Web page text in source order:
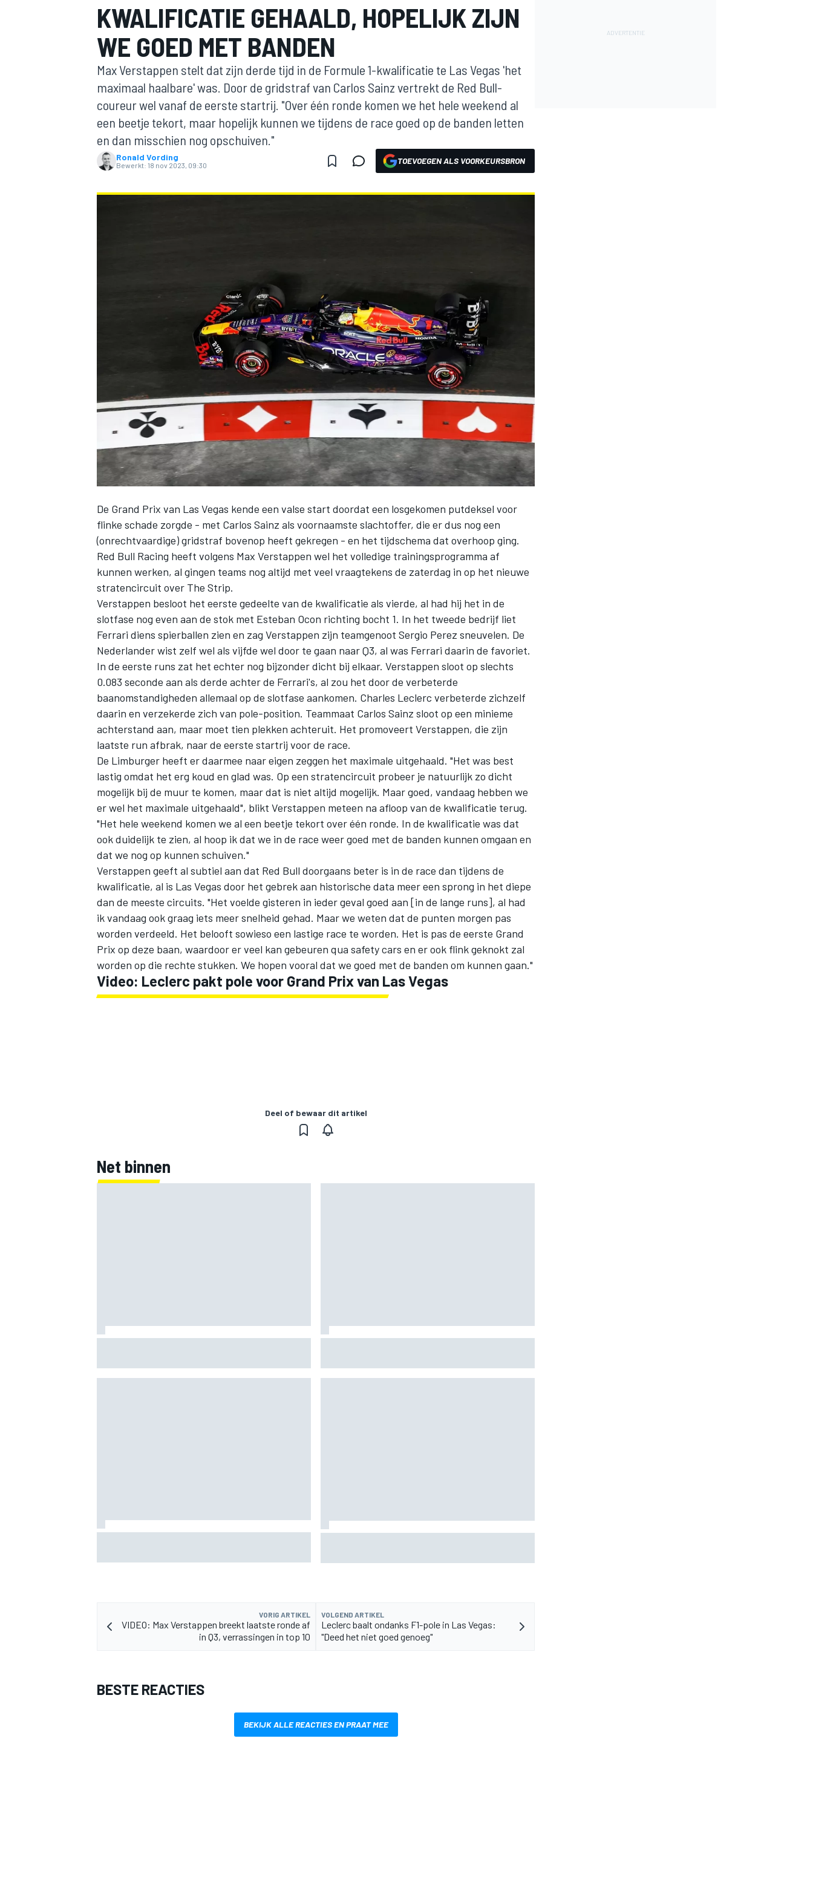
MOTOGP
KWALIFICATIE GEHAALD, HOPELIJK ZIJN
WE GOED MET BANDEN
Max Verstappen stelt dat zijn derde tijd in de Formule 1-kwalificatie te Las Vegas 'het
maximaal haalbare' was. Door de gridstraf van Carlos Sainz vertrekt de Red Bull-
coureur wel vanaf de eerste startrij. "Over één ronde komen we het hele weekend al
een beetje tekort, maar hopelijk kunnen we tijdens de race goed op de banden letten
en dan misschien nog opschuiven."
Ronald Vording
Bewerkt: 18 nov 2023, 09:30 TOEVOEGEN ALS VOORKEURSBRON
De Grand Prix van Las Vegas kende een valse start doordat een losgekomen putdeksel voor
flinke schade zorgde - met Carlos Sainz als voornaamste slachtoffer, die er dus nog een
(onrechtvaardige) gridstraf bovenop heeft gekregen - en het tijdschema dat overhoop ging.
Red Bull Racing heeft volgens Max Verstappen wel het volledige trainingsprogramma af
kunnen werken, al gingen teams nog altijd met veel vraagtekens de zaterdag in op het nieuwe
stratencircuit over The Strip.
Verstappen besloot het eerste gedeelte van de kwalificatie als vierde, al had hij het in de
slotfase nog even aan de stok met Esteban Ocon richting bocht 1. In het tweede bedrijf liet
Ferrari diens spierballen zien en zag Verstappen zijn teamgenoot Sergio Perez sneuvelen. De
Nederlander wist zelf wel als vijfde wel door te gaan naar Q3, al was Ferrari daarin de favoriet.
In de eerste runs zat het echter nog bijzonder dicht bij elkaar. Verstappen sloot op slechts
0.083 seconde aan als derde achter de Ferrari's, al zou het door de verbeterde
baanomstandigheden allemaal op de slotfase aankomen. Charles Leclerc verbeterde zichzelf
daarin en verzekerde zich van pole-position. Teammaat Carlos Sainz sloot op een minieme
achterstand aan, maar moet tien plekken achteruit. Het promoveert Verstappen, die zijn
laatste run afbrak, naar de eerste startrij voor de race.
De Limburger heeft er daarmee naar eigen zeggen het maximale uitgehaald. "Het was best
lastig omdat het erg koud en glad was. Op een stratencircuit probeer je natuurlijk zo dicht
mogelijk bij de muur te komen, maar dat is niet altijd mogelijk. Maar goed, vandaag hebben we
er wel het maximale uitgehaald", blikt Verstappen meteen na afloop van de kwalificatie terug.
"Het hele weekend komen we al een beetje tekort over één ronde. In de kwalificatie was dat
ook duidelijk te zien, al hoop ik dat we in de race weer goed met de banden kunnen omgaan en
dat we nog op kunnen schuiven."
Verstappen geeft al subtiel aan dat Red Bull doorgaans beter is in de race dan tijdens de
kwalificatie, al is Las Vegas door het gebrek aan historische data meer een sprong in het diepe
dan de meeste circuits. "Het voelde gisteren in ieder geval goed aan [in de lange runs], al had
ik vandaag ook graag iets meer snelheid gehad. Maar we weten dat de punten morgen pas
worden verdeeld. Het belooft sowieso een lastige race te worden. Het is pas de eerste Grand
Prix op deze baan, waardoor er veel kan gebeuren qua safety cars en er ook flink geknokt zal
worden op die rechte stukken. We hopen vooral dat we goed met de banden om kunnen gaan."
Video: Leclerc pakt pole voor Grand Prix van Las Vegas
Deel of bewaar dit artikel
Net binnen
VORIG ARTIKEL
VIDEO: Max Verstappen breekt laatste ronde af
in Q3, verrassingen in top 10
VOLGEND ARTIKEL
Leclerc baalt ondanks F1-pole in Las Vegas:
"Deed het niet goed genoeg"
BESTE REACTIES
BEKIJK ALLE REACTIES EN PRAAT MEE